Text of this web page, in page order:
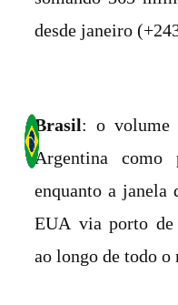
desde janeiro
Brasil: o volume
Argentina como
enquanto a janela
EUA via porto de
ao longo de todo o